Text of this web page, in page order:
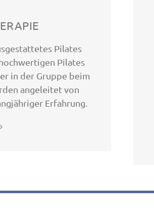
Pilates
Pilates
in der Gruppe beim
angeleitet von
Erfahrung.